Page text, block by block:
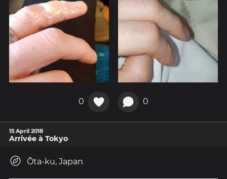
0 0
15 April 2018
Arrivée à Tokyo
Ōta-ku, Japan